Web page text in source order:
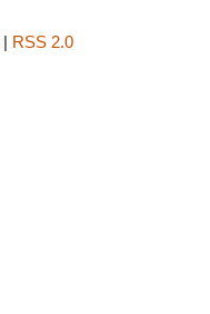
| RSS 2.0